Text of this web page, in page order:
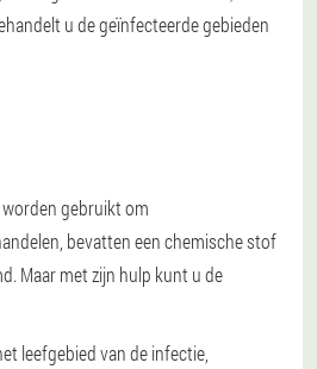
u de geïnfecteerde gebieden
gebruikt om
bevatten een chemische stof
Maar met zijn hulp kunt u de
leefgebied van de infectie,